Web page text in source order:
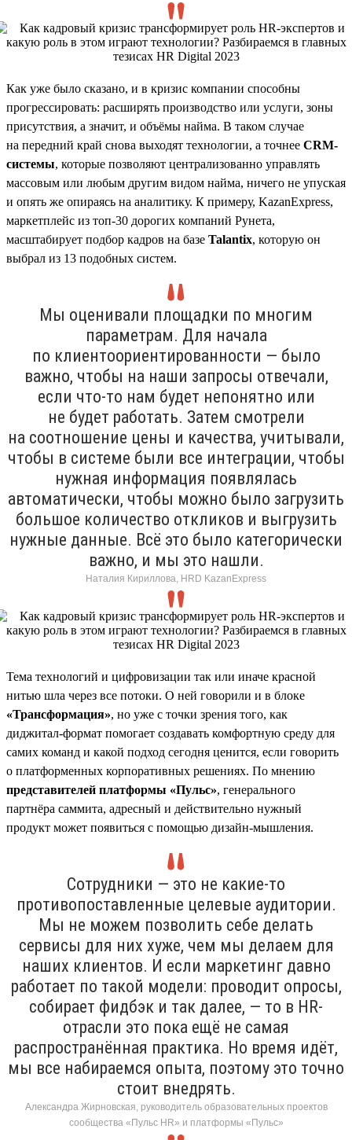
Как уже было сказано, и в кризис компании способны
прогрессировать: расширять производство или услуги, зоны
присутствия, а значит, и объёмы найма. В таком случае
на передний край снова выходят технологии, а точнее CRM-
системы, которые позволяют централизованно управлять
массовым или любым другим видом найма, ничего не упуская
и опять же опираясь на аналитику. К примеру, KazanExpress,
маркетплейс из топ-30 дорогих компаний Рунета,
масштабирует подбор кадров на базе Talantix, которую он
выбрал из 13 подобных систем.
Мы оценивали площадки по многим
параметрам. Для начала
по клиентоориентированности — было
важно, чтобы на наши запросы отвечали,
если что-то нам будет непонятно или
не будет работать. Затем смотрели
на соотношение цены и качества, учитывали,
чтобы в системе были все интеграции, чтобы
нужная информация появлялась
автоматически, чтобы можно было загрузить
большое количество откликов и выгрузить
нужные данные. Всё это было категорически
важно, и мы это нашли.
Наталия Кириллова, HRD KazanExpress
Тема технологий и цифровизации так или иначе красной
нитью шла через все потоки. О ней говорили и в блоке
«Трансформация», но уже с точки зрения того, как
диджитал-формат помогает создавать комфортную среду для
самих команд и какой подход сегодня ценится, если говорить
о платформенных корпоративных решениях. По мнению
представителей платформы «Пульс», генерального
партнёра саммита, адресный и действительно нужный
продукт может появиться с помощью дизайн-мышления.
Сотрудники — это не какие-то
противопоставленные целевые аудитории.
Мы не можем позволить себе делать
сервисы для них хуже, чем мы делаем для
наших клиентов. И если маркетинг давно
работает по такой модели: проводит опросы,
собирает фидбэк и так далее, — то в HR-
отрасли это пока ещё не самая
распространённая практика. Но время идёт,
мы все набираемся опыта, поэтому это точно
стоит внедрять.
Александра Жирновская, руководитель образовательных проектов
сообщества «Пульс HR» и платформы «Пульс»